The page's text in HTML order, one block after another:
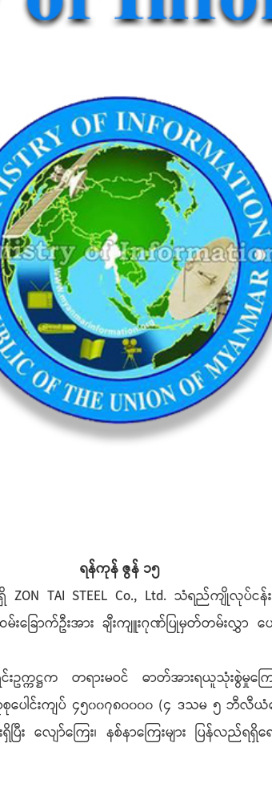
ရန်ကုန် ဇွန် ၁၅
TAI STEEL Co., Ltd. သံရည်ကျိုလုပ်ငန်
ခြောက်ဦးအား ချီးကျူးဂုဏ်ပြုမှတ်တမ်းလွှာ
ဥက္ကဋ္ဌက တရားမဝင် ဓာတ်အားရယူသုံးစွဲမှုက
စုပေါင်းကျပ် ၄၅၀၀၇၈၀၀၀၀ (၄ ဒသမ ၅ ဘီလီ
ပြီး လျော်ကြေး၊ နစ်နာကြေးများ ပ